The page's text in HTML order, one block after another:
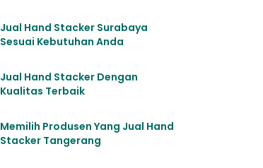
Jual Hand Stacker Surabaya
Sesuai Kebutuhan Anda
Jual Hand Stacker Dengan
Kualitas Terbaik
Memilih Produsen Yang Jual Hand
Stacker Tangerang